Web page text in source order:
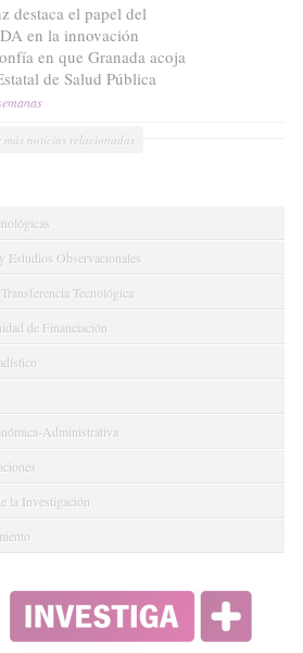
destaca el papel del
en la innovación
en que Granada acoja
de Salud Pública
más noticias relacionadas
Estudios Observacionales
Tecnológica
de Financiación
Administrativa
la Investigación